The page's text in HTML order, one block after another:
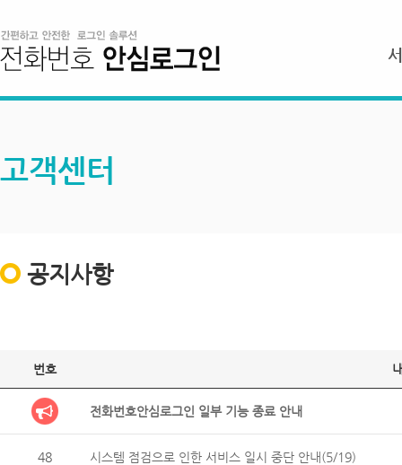
고객센터
공지사항
번호
전화번호안심로그인 일부 기능 종료 안내
48 시스템 점검으로 인한 서비스 일시 중단 안내(5/19)